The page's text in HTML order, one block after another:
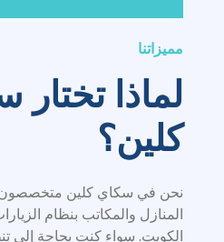
مميزاتنا
لماذا
كلين؟
نحن في سكاي كلين
المنازل والمكاتب بنظام
الكويت. سواء كنت بحاجة إلى